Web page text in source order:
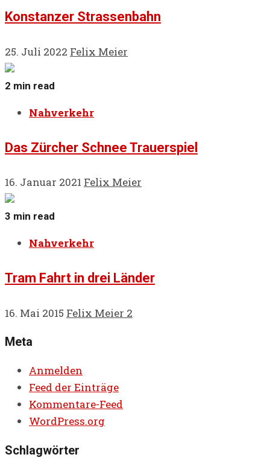
Konstanzer Strassenbahn
25. Juli 2022 Felix Meier
2 min read
Nahverkehr
Das Zürcher Schnee Trauerspiel
16. Januar 2021 Felix Meier
3 min read
Nahverkehr
Tram Fahrt in drei Länder
16. Mai 2015 Felix Meier 2
Meta
Anmelden
Feed der Einträge
Kommentare-Feed
WordPress.org
Schlagwörter